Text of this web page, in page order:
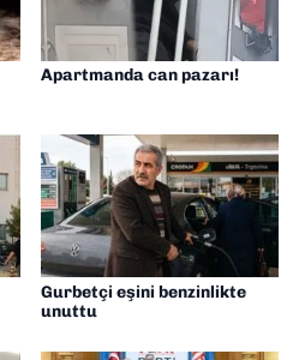
Apartmanda can pazarı!
Gurbetçi eşini benzinlikte
unuttu